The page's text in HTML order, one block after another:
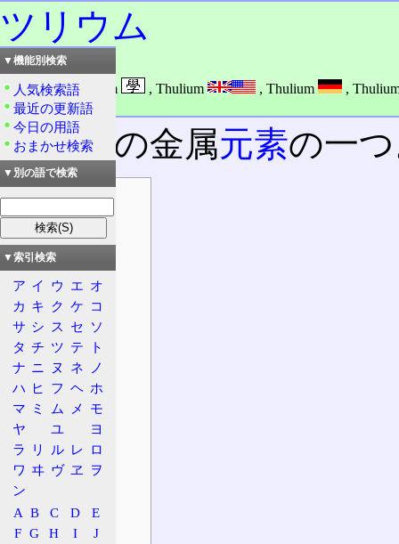
ツリウム
読み：ツリウム
外語：Tm: Thulium , Thulium , Thulium ,
品詞：名詞
銀白色 の金属元素の一
目次
情報
基本情報
一般情報
原子情報
物理特性
同位体
特徴
安全性
危険性
有害性
環境影響
主な化合物
前後の元素
▼機能別検索
人気検索語
最近の更新語
今日の用語
おまかせ検索
▼別の語で検索
▼索引検索
ア イ ウ エ オ
カ キ ク ケ コ
サ シ ス セ ソ
タ チ ツ テ
ト
ナ ニ ヌ ネ
ノ
ハ ヒ フ ヘ ホ
マ ミ ム メ
モ
ヤ
ユ
ヨ
ラ
リ ル レ ロ
ワ ヰ ヴ ヱ
ヲ
ン
A B C D
E
F G H I
J